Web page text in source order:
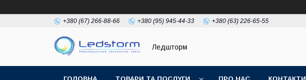
+380 (67) 266-88-66 +380 (95) 945-44-33 +380 (63) 226-65-55
Ледшторм